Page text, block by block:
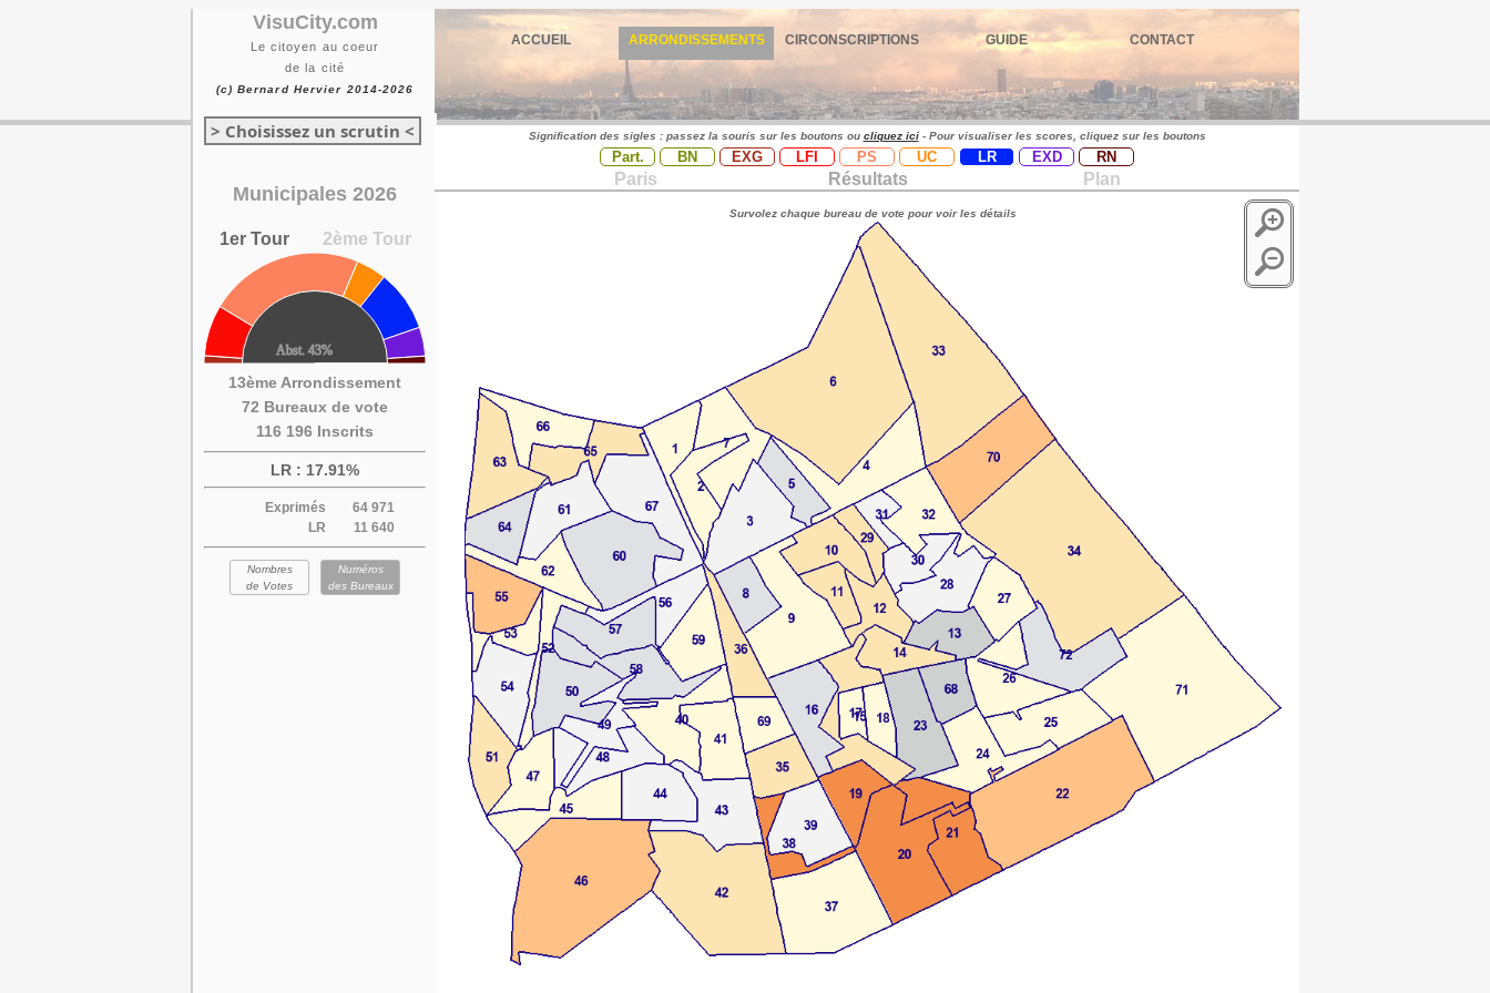
VisuCity.com
Le citoyen au coeur
de la cité
(c) Bernard Hervier 2014-2026
ACCUEIL ARRONDISSEMENTS CIRCONSCRIPTIONS GUIDE CONTACT
> Choisissez un scrutin <
Municipales 2026
1er Tour 2ème Tour
13ème Arrondissement
72 Bureaux de vote
116 196 Inscrits
LR : 17.91%
Exprimés
64 971
LR
11 640
Nombres
de Votes
Numéros
des Bureaux
Signification des sigles : passez la souris sur les boutons ou cliquez ici- Pour visualiser les scores, cliquez sur les boutons
Part. BN EXG LFI PS UC LR EXD RN
Paris Résultats Plan
Survolez chaque bureau de vote pour voir les détails